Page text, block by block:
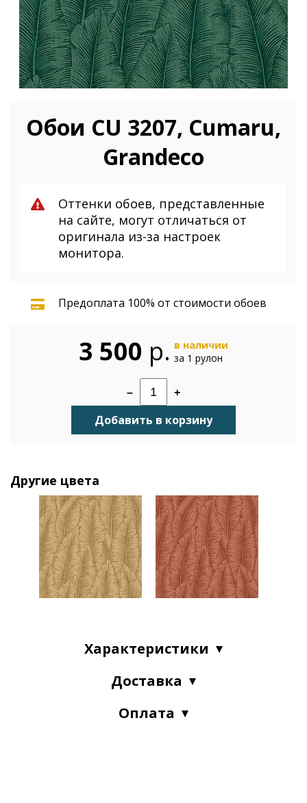
Обои CU 3207, Cumaru,
Grandeco
Оттенки обоев, представленные
на сайте, могут отличаться от
оригинала из-за настроек
монитора.
Предоплата 100% от стоимости обоев
3 500 р. в наличии
за 1 рулон
– +
Добавить в корзину
Другие цвета
Характеристики
Доставка
Оплата